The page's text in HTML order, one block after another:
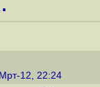
12, 22:24